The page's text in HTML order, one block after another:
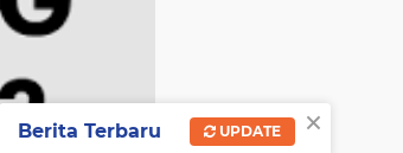
×
Berita Terbaru UPDATE